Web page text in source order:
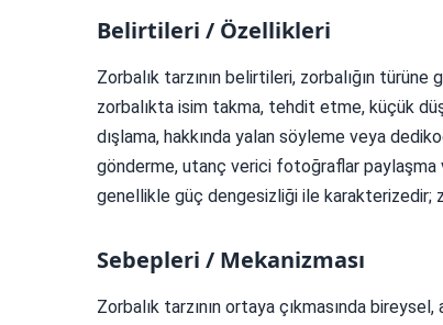
Belirtileri / Özellikleri
Zorbalık tarzının belirtileri, zorbalığın
zorbalıkta isim takma, tehdit etme, küçük
dışlama, hakkında yalan söyleme veya
gönderme, utanç verici fotoğraflar paylaşma
genellikle güç dengesizliği ile karakterizedir;
Sebepleri / Mekanizması
Zorbalık tarzının ortaya çıkmasında